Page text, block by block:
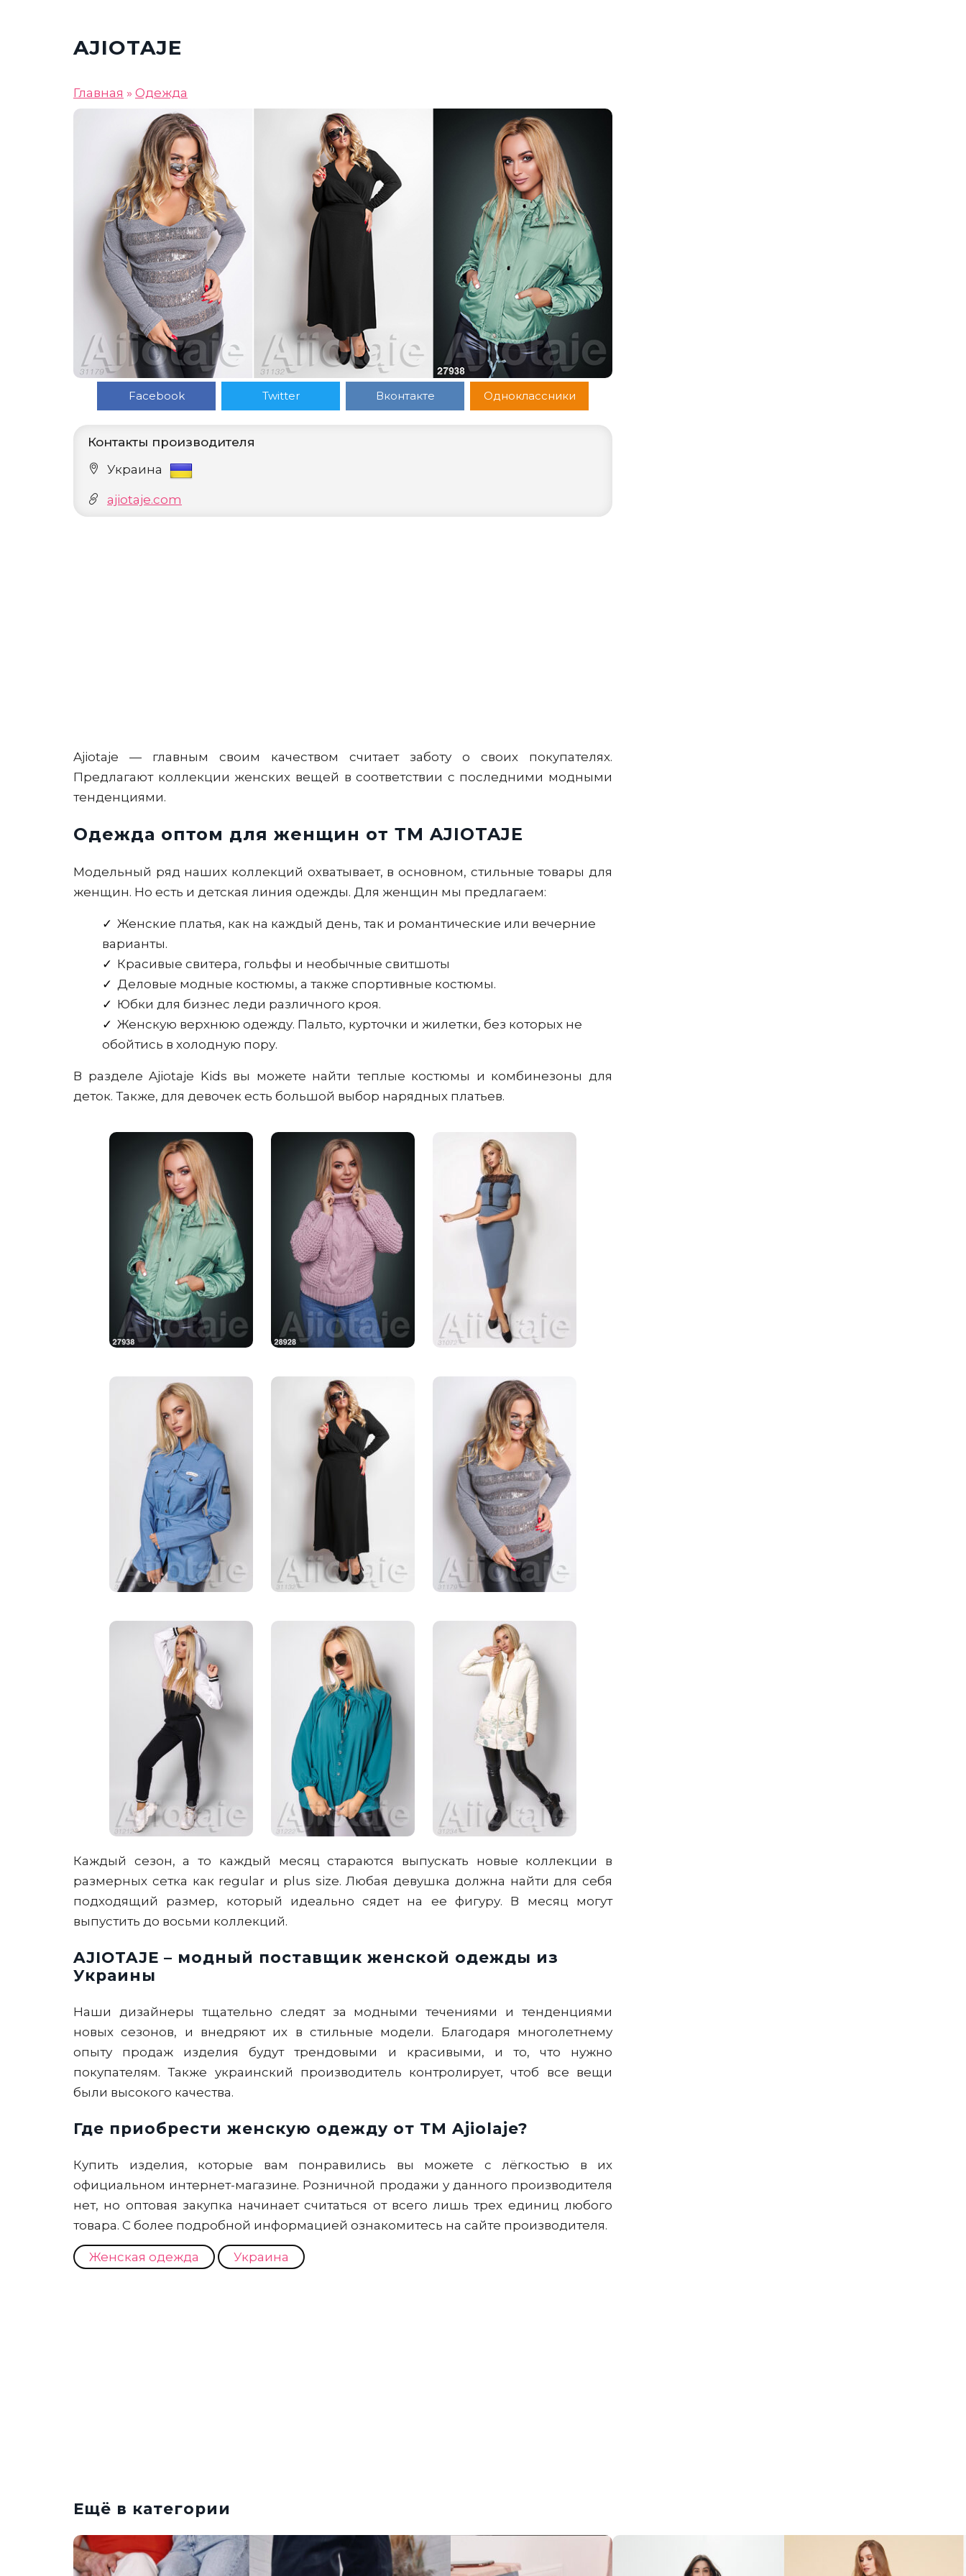
AJIOTAJE
Главная » Одежда
Facebook Twitter Вконтакте Одноклассники
Контакты производителя
Украина
ajiotaje.com
Ajiotaje — главным своим качеством считает заботу о своих покупателях.
Предлагают коллекции женских вещей в соответствии с последними модными
тенденциями.
Одежда оптом для женщин от ТМ AJIOTAJE
Модельный ряд наших коллекций охватывает, в основном, стильные товары для
женщин. Но есть и детская линия одежды. Для женщин мы предлагаем:
Женские платья, как на каждый день, так и романтические или вечерние
варианты.
Красивые свитера, гольфы и необычные свитшоты
Деловые модные костюмы, а также спортивные костюмы.
Юбки для бизнес леди различного кроя.
Женскую верхнюю одежду. Пальто, курточки и жилетки, без которых не
обойтись в холодную пору.
В разделе Ajiotaje Kids вы можете найти теплые костюмы и комбинезоны для
деток. Также, для девочек есть большой выбор нарядных платьев.
Каждый сезон, а то каждый месяц стараются выпускать новые коллекции в
размерных сетка как regular и plus size. Любая девушка должна найти для себя
подходящий размер, который идеально сядет на ее фигуру. В месяц могут
выпустить до восьми коллекций.
AJIOTAJE – модный поставщик женской одежды из
Украины
Наши дизайнеры тщательно следят за модными течениями и тенденциями
новых сезонов, и внедряют их в стильные модели. Благодаря многолетнему
опыту продаж изделия будут трендовыми и красивыми, и то, что нужно
покупателям. Также украинский производитель контролирует, чтоб все вещи
были высокого качества.
Где приобрести женскую одежду от ТМ Ajiolaje?
Купить изделия, которые вам понравились вы можете с лёгкостью в их
официальном интернет-магазине. Розничной продажи у данного производителя
нет, но оптовая закупка начинает считаться от всего лишь трех единиц любого
товара. С более подробной информацией ознакомитесь на сайте производителя.
Женская одежда Украина
Ещё в категории